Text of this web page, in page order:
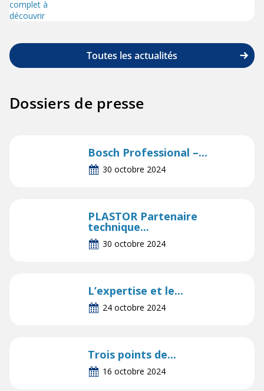
Toutes les actualités
Dossiers de presse
Bosch Professional –...
30 octobre 2024
PLASTOR Partenaire
technique...
30 octobre 2024
L’expertise et le...
24 octobre 2024
Trois points de...
16 octobre 2024